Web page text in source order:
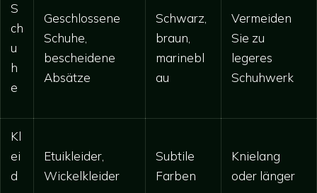
S
ch
u
h
e
Geschlossene
Schuhe,
bescheidene
Absätze
Schwarz,
braun,
marinebl
au
Vermeiden
Sie zu
legeres
Schuhwerk
Kl
ei
d
Etuikleider,
Wickelkleider
Subtile
Farben
Knielang
oder länger